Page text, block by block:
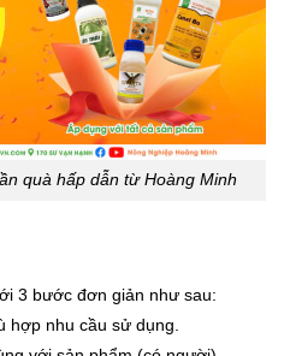
quà hấp dẫn từ Hoàng Minh
3 bước đơn giản như sau:
hợp nhu cầu sử dụng.